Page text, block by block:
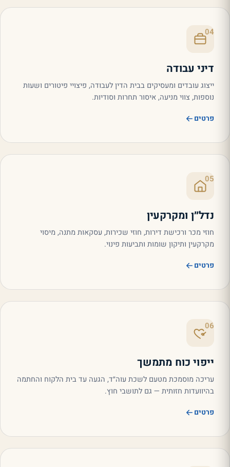
04
דיני עבודה
ייצוג עובדים ומעסיקים בבית הדין לעבודה, פיצויי פיטורים ושעות
נוספות, צווי מניעה, איסור תחרות וסודיות.
פרטים
05
נדל״ן ומקרקעין
חוזי מכר ורכישת דירות, חוזי שכירות, עסקאות מתנה, מיסוי
מקרקעין ותיקון שומות ותביעות פינוי.
פרטים
06
ייפוי כוח מתמשך
עריכה מוסמכת מטעם לשכת עוה״ד, הגעה עד בית הלקוח והחתמה
בהיוועדות חזותית — גם לתושבי חוץ.
פרטים